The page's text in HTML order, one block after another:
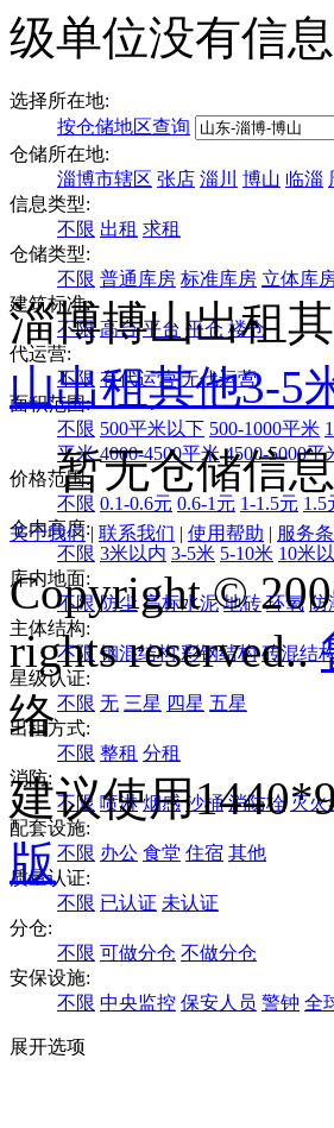
级单位没有信
选择所在地:
按仓储地区查询
仓储所在地:
淄博市辖区 张店 淄川 博山 临淄
信息类型:
不限 出租 求租
仓储类型:
不限 普通库房 标准库房 立体库
建筑标准:
不限 高台 平台 平仓 楼仓
代运营:
不限 有代运营 无代运营
面积范围:
不限 500平米以下 500-1000平米
平米 4000-4500平米 4500-5000平
价格范围:
不限 0.1-0.6元 0.6-1元 1-1.5元 1.5
仓内高度:
不限 3米以内 3-5米 5-10米 10米
库内地面:
不限 防尘 高标水泥 地砖 环氧 防
主体结构:
不限 钢混结构 彩钢结构 砖混结
星级认证:
不限 无 三星 四星 五星
出租方式:
不限 整租 分租
消防:
不限 喷淋 烟感 沙桶 消防栓 灭火
配套设施:
不限 办公 食堂 住宿 其他
质量认证:
不限 已认证 未认证
分仓:
不限 可做分仓 不做分仓
安保设施:
不限 中央监控 保安人员 警钟 全
展开选项
淄博博山出租
山出租其他3-5
暂无仓储信
关于我们| 联系我们 | 使用帮助 | 服务
Copyright ©
rights reserved..
络
建议使用
版